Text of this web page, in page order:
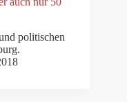
politischen